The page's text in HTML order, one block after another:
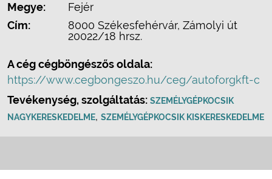
Megye:
Fejér
Cím:
8000 Székesfehérvár, Zámolyi út
20022/18 hrsz.
A cég cégböngészős oldala:
https://www.cegbongeszo.hu/ceg/autoforgkft-c
Tevékenység, szolgáltatás: SZEMÉLYGÉPKOCSIK
NAGYKERESKEDELME, SZEMÉLYGÉPKOCSIK KISKERESKEDELME